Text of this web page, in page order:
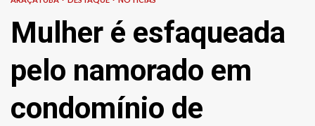
Mulher é esfaqueada
pelo namorado em
condomínio de